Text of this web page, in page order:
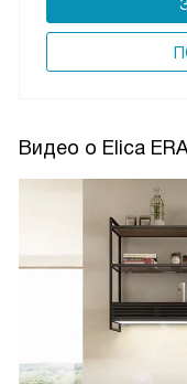
Видео о Elica